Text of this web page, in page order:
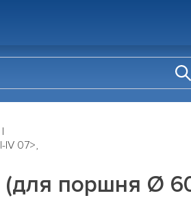
IV 07>,
поршня Ø